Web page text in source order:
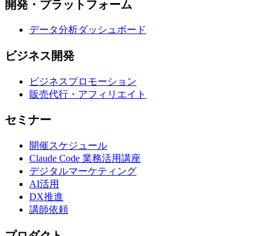
開発・プラットフォーム
データ分析ダッシュボード
ビジネス開発
ビジネスプロモーション
販売代行・アフィリエイト
セミナー
開催スケジュール
Claude Code 業務活用講座
デジタルマーケティング
AI活用
DX推進
講師依頼